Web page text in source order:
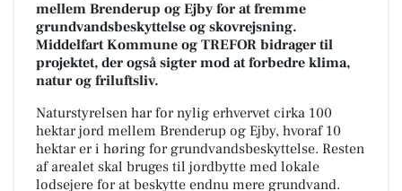
mellem Brenderup og Ejby for at fremme
grundvandsbeskyttelse og skovrejsning.
Middelfart Kommune og TREFOR bidrager til
projektet, der også sigter mod at forbedre klima,
natur og friluftsliv.
Naturstyrelsen har for nylig erhvervet cirka 100
hektar jord mellem Brenderup og Ejby, hvoraf 10
hektar er i høring for grundvandsbeskyttelse. Resten
af arealet skal bruges til jordbytte med lokale
lodsejere for at beskytte endnu mere grundvand.